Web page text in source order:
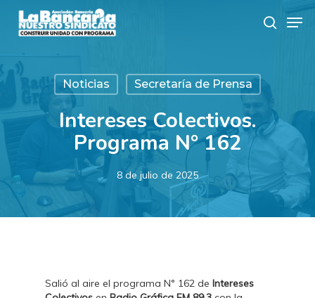
main
search
Noticias Secretaría de Prensa
Intereses Colectivos.
Programa N° 162
8 de julio de 2025
Salió al aire el programa N° 162 deIntereses